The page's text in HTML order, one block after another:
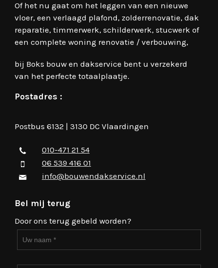
Of het nu gaat om het leggen van een nieuwe
vloer, een verlaagd plafond, zolderrenovatie, dak
reparatie, timmerwerk, schilderwerk, stucwerk of
een complete woning renovatie / verbouwing,
bij Boks bouw en dakservice bent u verzekerd
van het perfecte totaalplaatje.
Postadres :
Postbus 6132 | 3130 DC Vlaardingen
010-471 21 54
06 539 416 01
info@bouwendakservice.nl
Bel mij terug
Door ons terug gebeld worden?